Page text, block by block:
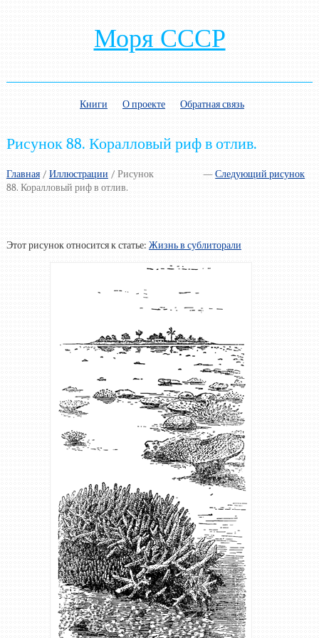
Моря СССР
Книги О проекте Обратная связь
Рисунок 88. Коралловый риф в отлив.
Главная/ —Следующий рисунок
Иллюстрации / Рисунок
88. Коралловый риф в отлив.
Этот рисунок относится к статье: Жизнь в сублиторали